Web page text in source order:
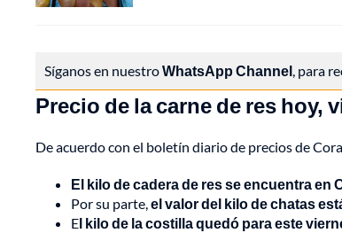
Síganos en nuestroWhatsApp Channel, para
Precio de la carne de res hoy,
De acuerdo con el boletín diario de precios de
El kilo de cadera de res se encuentra en
Por su parte,el valor del kilo de chatas
El kilo de la costilla quedó para este